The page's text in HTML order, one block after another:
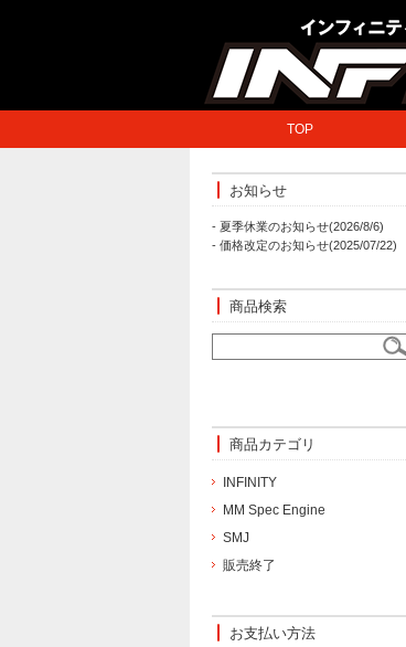
TOP
お知らせ
- 夏季休業のお知らせ(2026/8/6)
- 価格改定のお知らせ(2025/07/22)
商品検索
商品カテゴリ
INFINITY
MM Spec Engine
SMJ
販売終了
お支払い方法